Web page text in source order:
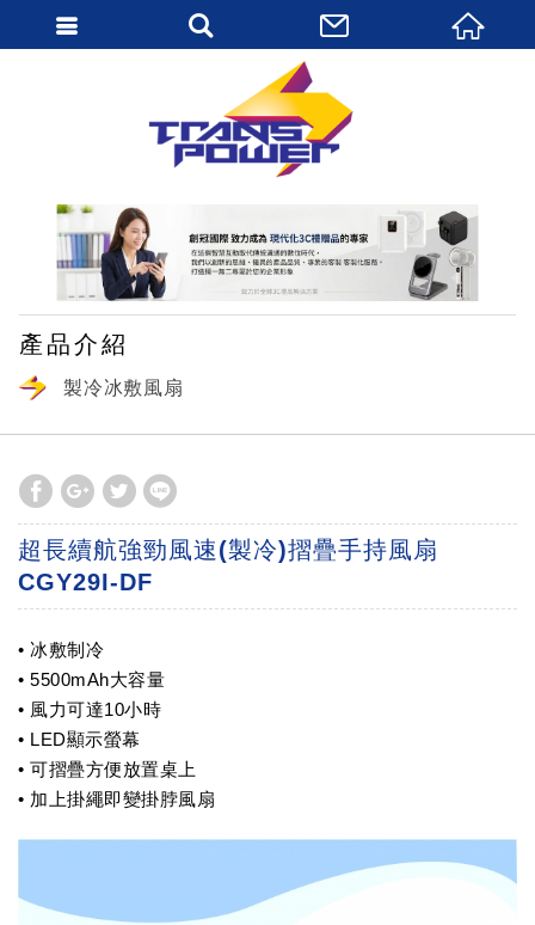
產品介紹
製冷冰敷風扇
超長續航強勁風速(製冷)摺疊手持風扇
CGY29I-DF
• 冰敷制冷
• 5500mAh大容量
• 風力可達10小時
• LED顯示螢幕
• 可摺疊方便放置桌上
• 加上掛繩即變掛脖風扇
繁體中文